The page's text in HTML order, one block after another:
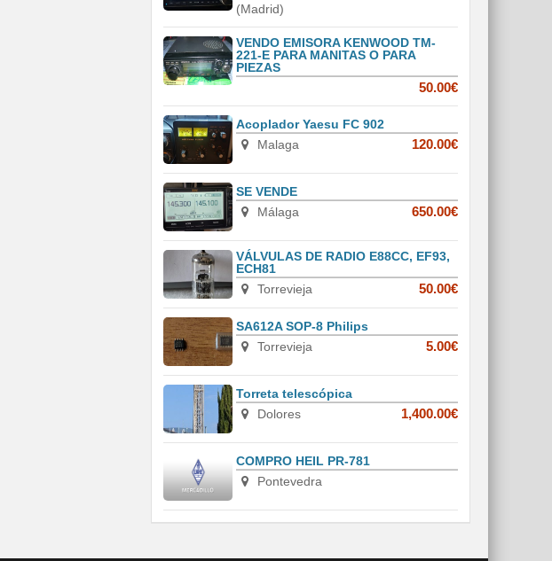
(Madrid)
VENDO EMISORA KENWOOD TM-
221-E PARA MANITAS O PARA
PIEZAS
50.00€
Acoplador Yaesu FC 902
Malaga
120.00€
SE VENDE
Málaga
650.00€
VÁLVULAS DE RADIO E88CC, EF93,
ECH81
Torrevieja
50.00€
SA612A SOP-8 Philips
Torrevieja
5.00€
Torreta telescópica
Dolores
1,400.00€
COMPRO HEIL PR-781
Pontevedra